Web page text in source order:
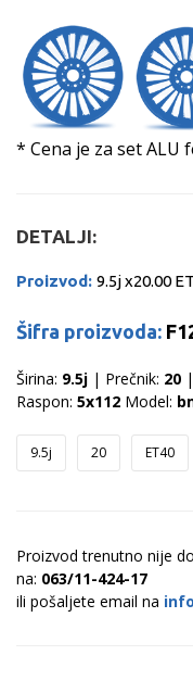
* Cena je za set ALU
DETALJI:
Proizvod: 9.5j x20.00
Šifra proizvoda:
Širina: 9.5j | Prečnik: 20
Raspon: 5x112 Model:
9.5j 20 ET40
Proizvod trenutno nije
na: 063/11-424-17
ili pošaljete email na